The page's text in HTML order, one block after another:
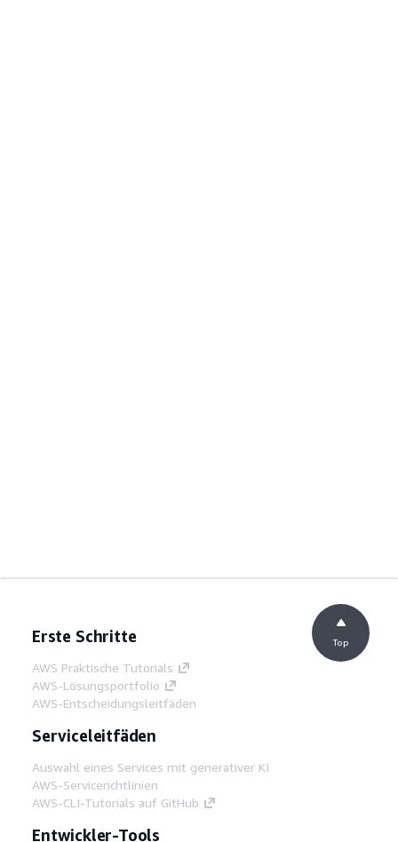
Erste Schritte
AWS Praktische Tutorials
AWS-Lösungsportfolio
AWS-Entscheidungsleitfäden
Serviceleitfäden
Auswahl eines Services mit generativer KI
AWS-Servicerichtlinien
AWS-CLI-Tutorials auf GitHub
Entwickler-Tools
Top